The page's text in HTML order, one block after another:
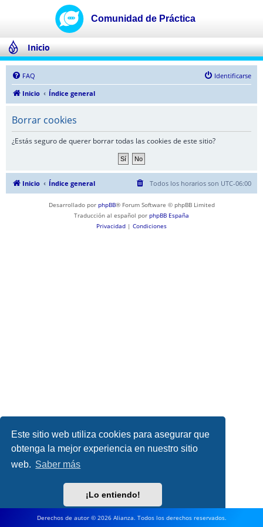
Este sitio web utiliza cookies para asegurar que
obtenga la mejor experiencia en nuestro sitio
web. Saber más
¡Lo entiendo!
Inicio
FAQ
Identificarse
Inicio
Índice general
Borrar cookies
¿Estás seguro de querer borrar todas las cookies de este sitio?
Inicio Índice general Todos los horarios son UTC-06:00
Desarrollado por phpBB® Forum Software © phpBB Limited
Traducción al español por phpBB España
Privacidad | Condiciones
Derechos de autor © 2026 Alianza. Todos los derechos reservados.